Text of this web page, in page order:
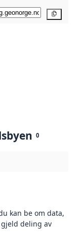
0
kan be om data,
deling av